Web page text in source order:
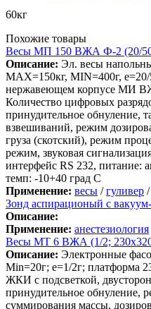
60кг
Похожие товары
Весы МП 150 ВЖА Ф-2 (20/50;
Описание: Эл. весы
МАХ=150кг, MIN=400г,
нержавеющем корпусе МИ
Количество цифровых
принудительное обнуление,
взвешиваний, режим
груза (скотский), режим
режим, звуковая
интерфейс RS 232, питание:
темп: -10+40 град С
Применение: весы /гуливер /
Зонд аспирационый с
Описание:
Применение: анестезиология
Весы МТ 6 ВЖА (1/2;
Описание: Электронные
Min=20г; e=1/2г; платформа
ЖКИ с подсветкой,
принудительное обнуление,
суммирования массы,